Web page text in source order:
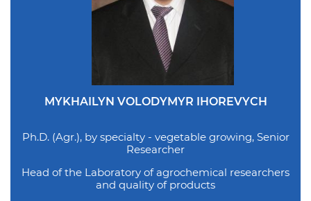
MYKHAILYN VOLODYMYR IHOREVYCH
Ph.D. (Agr.), by specialty - vegetable growing, Senior
Researcher
Head of the Laboratory of agrochemical researchers
and quality of products